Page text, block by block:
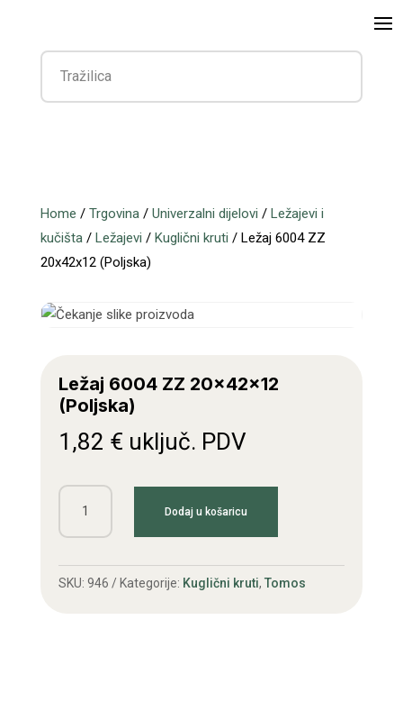
Home / Trgovina/ Univerzalni dijelovi / Ležajevi i
kučišta/ Ležajevi / Kuglični kruti / Ležaj 6004 ZZ
20x42x12 (Poljska)
Ležaj 6004 ZZ 20x42x12
(Poljska)
1,82 € uključ. PDV
Ležaj
6004
20x42x12
(Poljska)
Dodaj u košaricu
SKU: 946 Kategorije: Kuglični kruti, Tomos